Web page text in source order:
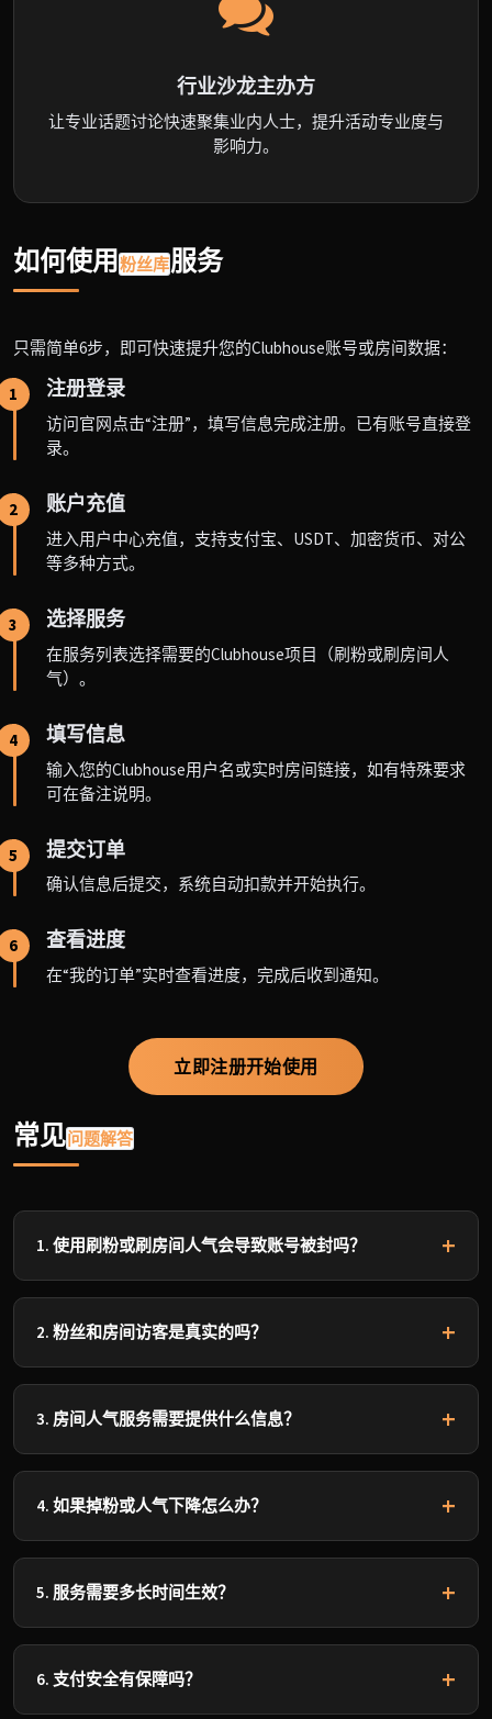
行业沙龙主办方
让专业话题讨论快速聚集业内人士，提升活动专业度与
影响力。
如何使用粉丝库服务
只需简单6步，即可快速提升您的Clubhouse账号或房间数据：
1 注册登录
访问官网点击“注册”，填写信息完成注册。已有账号直接登
录。
2 账户充值
进入用户中心充值，支持支付宝、USDT、加密货币、对公
等多种方式。
3 选择服务
在服务列表选择需要的Clubhouse项目（刷粉或刷房间人
气）。
4 填写信息
输入您的Clubhouse用户名或实时房间链接，如有特殊要求
可在备注说明。
5 提交订单
确认信息后提交，系统自动扣款并开始执行。
6 查看进度
在“我的订单”实时查看进度，完成后收到通知。
立即注册开始使用
常见问题解答
1. 使用刷粉或刷房间人气会导致账号被封吗？
率极低，并提供补发保障。
2. 粉丝和房间访客是真实的吗？
户无异。
3. 房间人气服务需要提供什么信息？
4. 如果掉粉或人气下降怎么办？
5. 服务需要多长时间生效？
6. 支付安全有保障吗？